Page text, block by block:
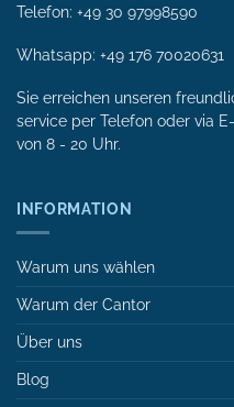
Telefon: +49 30 97998590
Whatsapp: +49 176 70020631
Sie erreichen unseren
service per Tele­fon oder via
von 8 - 20 Uhr.
INFORMATION
Warum uns wählen
Warum der Cantor
Über uns
Blog